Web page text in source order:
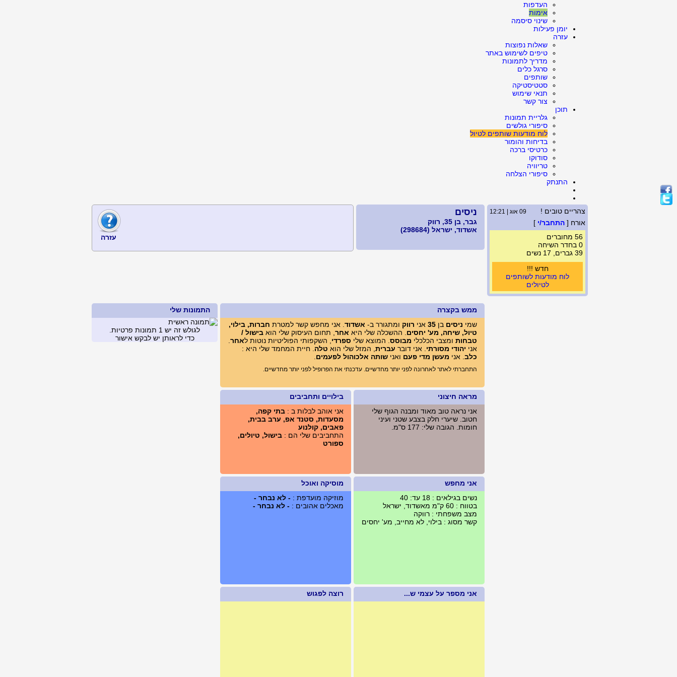
העדפות
אימות
שינוי סיסמה
יומן פעילות
עזרה
שאלות נפוצות
טיפים לשימוש באתר
מדריך לתמונות
סרגל כלים
שותפים
סטטיסטיקה
תנאי שימוש
צור קשר
תוכן
גלריית תמונות
סיפורי גולשים
לוח מודעות שותפים לטיול
בדיחות והומור
כרטיסי ברכה
סודוקו
טריוויה
סיפורי הצלחה
התנתק
צהריים טובים ! 09 אוג | 12:21
אורח [ התחבר/י ]
56 מחוברים
0 בחדר השיחה
39 גברים, 17 נשים
חדש !!!
לוח מודעות לשותפים
לטיולים
ניסים
גבר, בן 35, רווק
אשדוד, ישראל (298684)
עזרה
התמונות שלי
לגולש זה יש 1 תמונות פרטיות.
כדי לראותן יש לבקש אישור
ממש בקצרה
שמי ניסים בן 35 אני רווק ומתגורר ב- אשדוד . אני מחפש קשר למטרת חברות, בילוי,
טיול, שיחה, מע' יחסים . ההשכלה שלי היא אחר , תחום העיסוק שלי הוא בישול /
טבחות ומצבי הכלכלי מבוסס . המוצא שלי ספרדי , השקפותי הפוליטיות נוטות לאחר
אני יהודי מסורתי . אני דובר עברית , המזל שלי הוא טלה . חיית המחמד שלי היא :
כלב . אני מעשן מדי פעם ואני שותה אלכוהול לפעמים
התחברתי לאתר לאחרונה לפני יותר מחדשיים. עדכנתי את הפרופיל לפני יותר מחדשיים.
מראה חיצוני
אני נראה טוב מאוד ומבנה הגוף שלי
חטוב. שיערי חלק בצבע שטני ועיני
חומות. הגובה שלי: 177 ס"מ.
אני מחפש
נשים בגילאים : 18 עד: 40
בטווח : 60 ק"מ מאשדוד, ישראל
מצב משפחתי : רווקה
קשר מסוג : בילוי, לא מחייב, מע' יחסים
אני מספר על עצמי ש...
בילויים ותחביבים
אני אוהב לבלות ב : בתי קפה,
מסעדות, סטנד אפ, ערב בבית,
פאבים, קולנוע
התחביבים שלי הם : בישול, טיולים,
ספורט
מוסיקה ואוכל
מוזיקה מועדפת : - לא נבחר -
מאכלים אהובים : - לא נבחר -
רוצה לפגוש